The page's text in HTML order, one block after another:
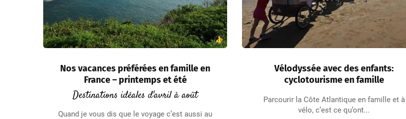
Nos vacances préférées en famille en
France – printemps et été
Destinations idéales d'avril à août
Quand je vous dis que le voyage c’est aussi au
Vélodyssée avec des enfants:
cyclotourisme en famille
Parcourir la Côte Atlantique en famille et à
vélo, c’est ce qu’ont...